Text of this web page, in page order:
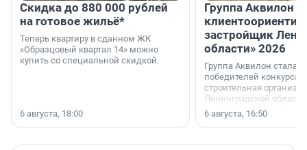
Скидка до 880 000 рублей
на готовое жильё*
Теперь квартиру в сданном ЖК
«Образцовый квартал 14» можно
купить со специальной скидкой.
6 августа, 18:00
Группа Аквилон
застройщик
области» 2026
Группа Аквилон стала
победителей конкурса
строительная
Ленинградской области
номинации «Самый
застройщик
области».
6 августа, 16:50